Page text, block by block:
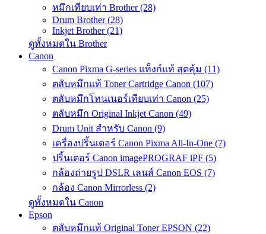
หมึกเทียบเท่า Brother (28)
Drum Brother (28)
Inkjet Brother (21)
ดูทั้งหมดใน Brother
Canon
Canon Pixma G-series แท็งก์แท้ สุดคุ้ม (11)
ตลับหมึกแท้ Toner Cartridge Canon (107)
ตลับหมึกโทนเนอร์เทียบเท่า Canon (25)
ตลับหมึก Original Inkjet Canon (49)
Drum Unit สำหรับ Canon (9)
เครื่องปริ้นเตอร์ Canon Pixma All-In-One (7)
ปริ้นเตอร์ Canon imagePROGRAF iPF (5)
กล้องถ่ายรูป DSLR เลนส์ Canon EOS (7)
กล้อง Canon Mirrorless (2)
ดูทั้งหมดใน Canon
Epson
ตลับหมึกแท้ Original Toner EPSON (22)